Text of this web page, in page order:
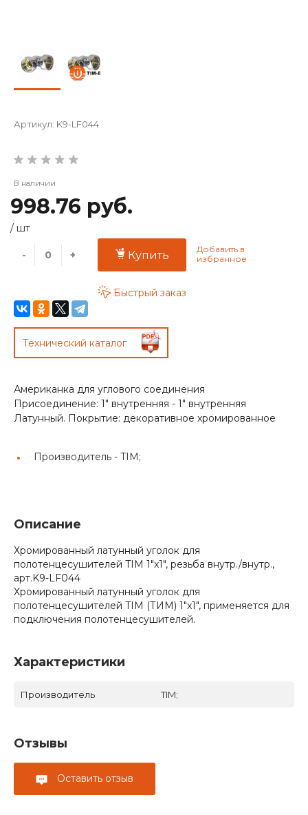
Артикул: K9-LF044
В наличии
998.76 руб.
/ шт
- + Купить
Быстрый заказ
Технический каталог
Американка для углового соединения
Присоединение: 1" внутренняя - 1" внутренняя
Латунный. Покрытие: декоративное хромированное
Производитель - TIM;
Описание
Хромированный латунный уголок для
полотенцесушителей TIM 1"x1", резьба внутр./внутр.,
арт.K9-LF044
Хромированный латунный уголок для
полотенцесушителей TIM (ТИМ) 1"x1", применяется для
подключения полотенцесушителей.
Характеристики
Производитель TIM;
Отзывы
Оставить отзыв